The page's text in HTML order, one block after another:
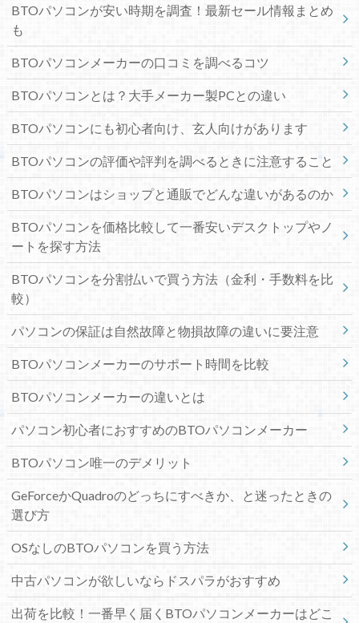
BTOパソコンが安い時期を調査！最新セール情報まとめ
も
BTOパソコンメーカーの口コミを調べるコツ
BTOパソコンとは？大手メーカー製PCとの違い
BTOパソコンにも初心者向け、玄人向けがあります
BTOパソコンの評価や評判を調べるときに注意すること
BTOパソコンはショップと通販でどんな違いがあるのか
BTOパソコンを価格比較して一番安いデスクトップやノ
ートを探す方法
BTOパソコンを分割払いで買う方法（金利・手数料を比
較）
パソコンの保証は自然故障と物損故障の違いに要注意
BTOパソコンメーカーのサポート時間を比較
BTOパソコンメーカーの違いとは
パソコン初心者におすすめのBTOパソコンメーカー
BTOパソコン唯一のデメリット
GeForceかQuadroのどっちにすべきか、と迷ったときの
選び方
OSなしのBTOパソコンを買う方法
中古パソコンが欲しいならドスパラがおすすめ
出荷を比較！一番早く届くBTOパソコンメーカーはどこ